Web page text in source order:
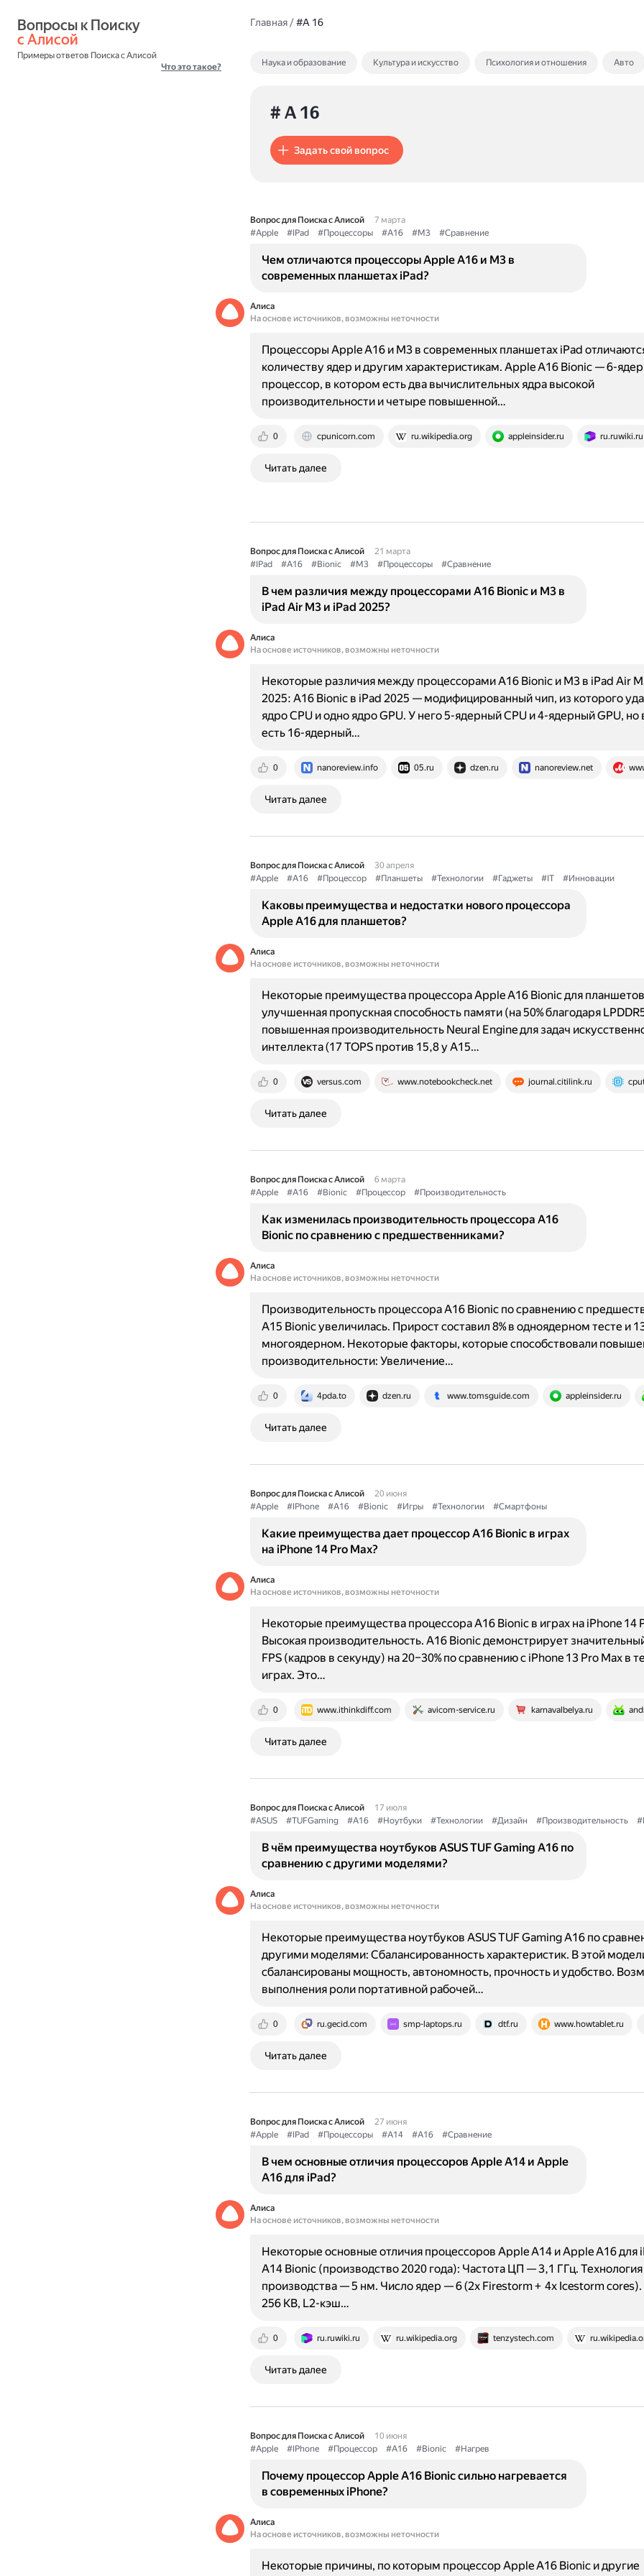
с Алисой
Примеры ответов Поиска с Алисой
Что это такое?
Главная/#A 16
Наука и образование Культура и искусство Психология и отношения Авто
# A 16
Задать свой вопрос
Вопрос для Поиска с Алисой
7 марта
#Apple
#IPad #Процессоры #A16 #M3 #Сравнение
Чем отличаются процессоры Apple A16 и M3 в
современных планшетах iPad?
Алиса
На основе источников, возможны неточности
0 cpunicorn.com ru.wikipedia.org appleinsider.ru ru.ruwiki.ru
Процессоры Apple A16 и M3 в современных планшетах iPad
количеству ядер и другим характеристикам. Apple A16 Bionic — 6-
процессор, в котором есть два вычислительных ядра высокой
производительности и четыре повышенной…
Читать далее
Вопрос для Поиска с Алисой
21 марта
#IPad
#A16 #Bionic #M3 #Процессоры #Сравнение
В чем различия между процессорами A16 Bionic и M3 в
iPad Air M3 и iPad 2025?
Алиса
На основе источников, возможны неточности
0 nanoreview.info 05.ru dzen.ru nanoreview.net
Некоторые различия между процессорами A16 Bionic и M3 в iPad Air
2025: A16 Bionic в iPad 2025 — модифицированный чип, из которого
ядро CPU и одно ядро GPU. У него 5-ядерный CPU и 4-ядерный GPU, но
есть 16-ядерный…
Читать далее
Вопрос для Поиска с Алисой
30 апреля
#Apple
#A16 #Процессор #Планшеты #Технологии #Гаджеты #IT #Инновации
Каковы преимущества и недостатки нового процессора
Apple A16 для планшетов?
Алиса
На основе источников, возможны неточности
0 versus.com www.notebookcheck.net journal.citilink.ru
Некоторые преимущества процессора Apple A16 Bionic для
улучшенная пропускная способность памяти (на 50% благодаря
повышенная производительность Neural Engine для задач
интеллекта (17 TOPS против 15,8 у A15…
Читать далее
Вопрос для Поиска с Алисой
6 марта
#Apple
#A16 #Bionic #Процессор #Производительность
Как изменилась производительность процессора A16
Bionic по сравнению с предшественниками?
Алиса
На основе источников, возможны неточности
0 4pda.to dzen.ru www.tomsguide.com appleinsider.ru
Производительность процессора A16 Bionic по сравнению с
A15 Bionic увеличилась. Прирост составил 8% в одноядерном тесте и
многоядерном. Некоторые факторы, которые способствовали
производительности: Увеличение…
Читать далее
Вопрос для Поиска с Алисой
20 июня
#Apple
#IPhone #A16 #Bionic #Игры #Технологии #Смартфоны
Какие преимущества дает процессор A16 Bionic в играх
на iPhone 14 Pro Max?
Алиса
На основе источников, возможны неточности
0 www.ithinkdiff.com avicom-service.ru karnavalbelya.ru
Некоторые преимущества процессора A16 Bionic в играх на iPhone 14
Высокая производительность. A16 Bionic демонстрирует
FPS (кадров в секунду) на 20–30% по сравнению с iPhone 13 Pro Max в
играх. Это…
Читать далее
Вопрос для Поиска с Алисой
17 июля
#ASUS
#TUFGaming #A16 #Ноутбуки #Технологии #Дизайн #Производительность
В чём преимущества ноутбуков ASUS TUF Gaming A16 по
сравнению с другими моделями?
Алиса
На основе источников, возможны неточности
0 ru.gecid.com smp-laptops.ru dtf.ru www.howtablet.ru
Некоторые преимущества ноутбуков ASUS TUF Gaming A16 по
другими моделями: Сбалансированность характеристик. В этой
сбалансированы мощность, автономность, прочность и удобство.
выполнения роли портативной рабочей…
Читать далее
Вопрос для Поиска с Алисой
27 июня
#Apple
#IPad #Процессоры #A14 #A16 #Сравнение
В чем основные отличия процессоров Apple A14 и Apple
A16 для iPad?
Алиса
На основе источников, возможны неточности
0 ru.ruwiki.ru ru.wikipedia.org tenzystech.com
Некоторые основные отличия процессоров Apple A14 и Apple A16 для
A14 Bionic (производство 2020 года): Частота ЦП — 3,1 ГГц. Технология
производства — 5 нм. Число ядер — 6 (2x Firestorm + 4x Icestorm
256 KB, L2-кэш…
Читать далее
Вопрос для Поиска с Алисой
10 июня
#Apple
#IPhone #Процессор #A16 #Bionic #Нагрев
Почему процессор Apple A16 Bionic сильно нагревается
в современных iPhone?
Алиса
На основе источников, возможны неточности
Некоторые причины, по которым процессор Apple A16 Bionic и другие